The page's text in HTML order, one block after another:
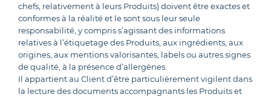
chefs, relativement à leurs Produits) doivent être exactes et
conformes à la réalité et le sont sous leur seule
responsabilité, y compris s’agissant des informations
relatives à l’étiquetage des Produits, aux ingrédients, aux
origines, aux mentions valorisantes, labels ou autres signes
de qualité, à la présence d’allergènes.
Il appartient au Client d’être particulièrement vigilent dans
la lecture des documents accompagnants les Produits et